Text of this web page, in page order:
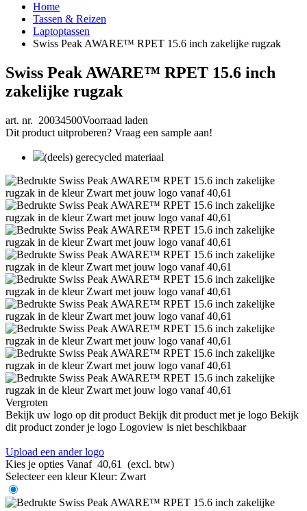
Home
Tassen & Reizen
Laptoptassen
Swiss Peak AWARE™ RPET 15.6 inch zakelijke rugzak
Swiss Peak AWARE™ RPET 15.6 inch
zakelijke rugzak
art. nr. 20034500Voorraad laden
Dit product uitproberen? Vraag een sample aan!
(deels) gerecycled materiaal
Vergroten
Bekijk uw logo op dit product Bekijk dit product met je logo Bekijk
dit product zonder je logo Logoview is niet beschikbaar
Upload een ander logo
Kies je opties Vanaf 40,61
(excl. btw)
Selecteer een kleur Kleur: Zwart